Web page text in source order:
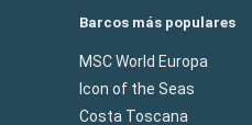
Barcos más populares
MSC World Europa
Icon of the Seas
Costa Toscana